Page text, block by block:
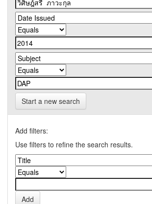
Start a new search
Add filters:
Use filters to refine the search results.